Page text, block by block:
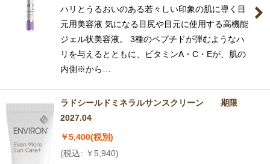
ハリとうるおいのある若々しい印象の肌に導く目
元用美容液 気になる目尻や目元に使用する高機能
ジェル状美容液。 3種のペプチドが弾むようなハ
リを与えるとともに、ビタミンA・C・Eが、肌の
内側※から…
ラドシールドミネラルサンスクリーン 期限
2027.04
￥5,400(税別)
(税込: ￥ 5,940)